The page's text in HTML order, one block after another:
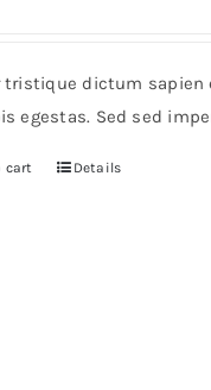
tristique dictum sapien
egestas. Sed sed
cart Details